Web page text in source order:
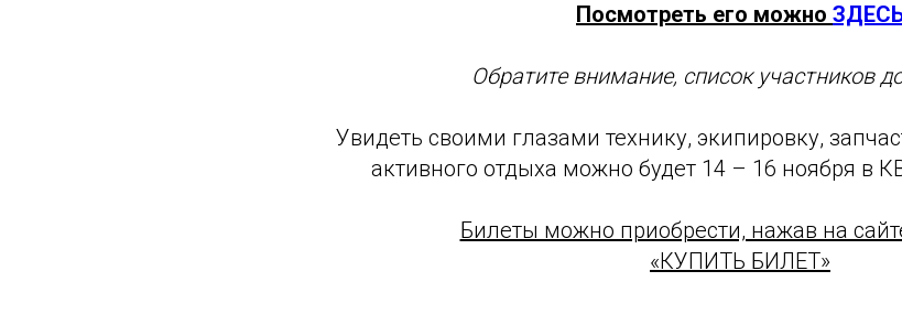
Посмотреть его можно
Обратите внимание, список участников
Увидеть своими глазами технику, экипировку,
активного отдыха можно будет 14 – 16 ноября в
Билеты можно приобрести, нажав на
«КУПИТЬ БИЛЕТ»